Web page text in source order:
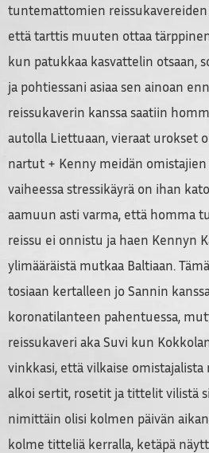
tuntemattomien
että tarttis muuten ottaa
kun patukkaa kasvattelin otsaan,
ja pohtiessani asiaa sen ainoan
reissukaverin kanssa saatiin
autolla Liettuaan, vieraat urokset
nartut + Kenny meidän omistajien
vaiheessa stressikäyrä on ihan
aamuun asti varma, että homma
reissu ei onnistu ja haen Kennyn
ylimääräistä mutkaa Baltiaan.
tosiaan kertalleen jo Sannin
koronatilanteen pahentuessa,
reissukaveri aka Suvi kun
vinkkasi, että vilkaise omistajalista
alkoi sertit, rosetit ja tittelit vilistä
nimittäin olisi kolmen päivän
kolme titteliä kerralla, ketäpä